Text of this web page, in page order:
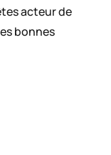
acteur de
bonnes